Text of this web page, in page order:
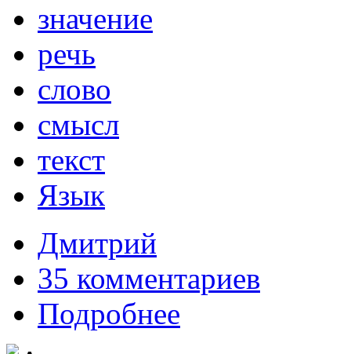
значение
речь
слово
смысл
текст
Язык
Дмитрий
35 комментариев
Подробнее